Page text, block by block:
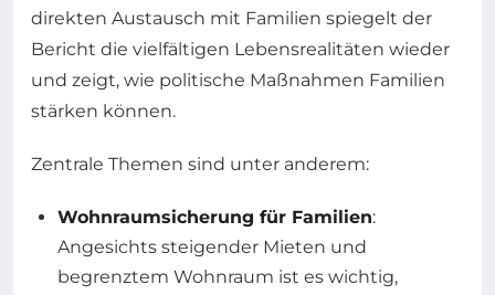
direkten Austausch mit Familien spiegelt der
Bericht die vielfältigen Lebensrealitäten wieder
und zeigt, wie politische Maßnahmen Familien
stärken können.
Zentrale Themen sind unter anderem:
Wohnraumsicherung für Familien:
Angesichts steigender Mieten und
begrenztem Wohnraum ist es wichtig,